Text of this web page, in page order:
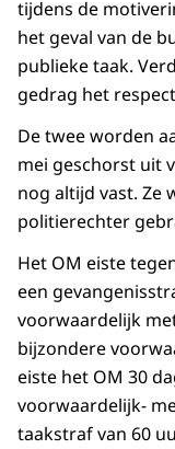
tijdens de
het geval van de
publieke taak.
gedrag het
De twee worden
mei geschorst uit
nog altijd vast. Ze
politierechter
Het OM eiste
een
voorwaardelijk
bijzondere
eiste het OM 30
voorwaardelijk-
taakstraf van 60